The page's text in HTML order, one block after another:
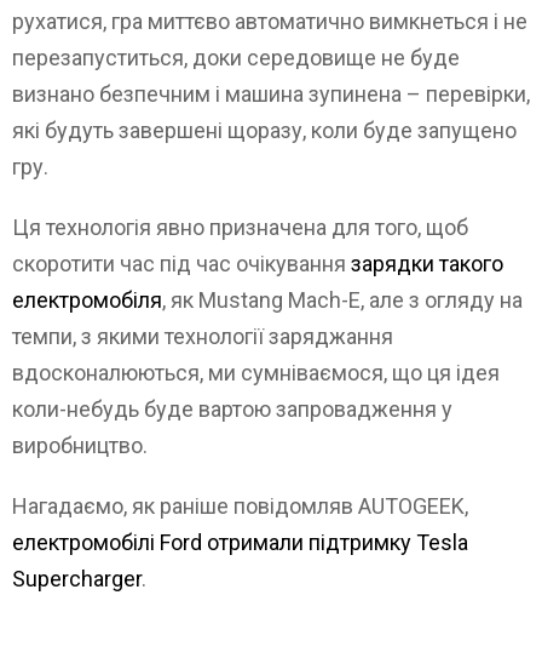
рухатися, гра миттєво автоматично вимкнеться і не
перезапуститься, доки середовище не буде
визнано безпечним і машина зупинена – перевірки,
які будуть завершені щоразу, коли буде запущено
гру.
Ця технологія явно призначена для того, щоб
скоротити час під час очікування зарядки такого
електромобіля, як Mustang Mach-E, але з огляду на
темпи, з якими технології заряджання
вдосконалюються, ми сумніваємося, що ця ідея
коли-небудь буде вартою запровадження у
виробництво.
Нагадаємо, як раніше повідомляв AUTOGEEK,
електромобілі Ford отримали підтримку Tesla
Supercharger.